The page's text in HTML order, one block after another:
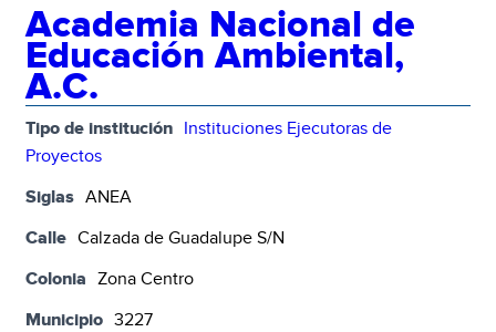
Academia Nacional de
Educación Ambiental,
A.C.
Tipo de institución Instituciones Ejecutoras de
Proyectos
Siglas ANEA
Calle Calzada de Guadalupe S/N
Colonia Zona Centro
Municipio 3227